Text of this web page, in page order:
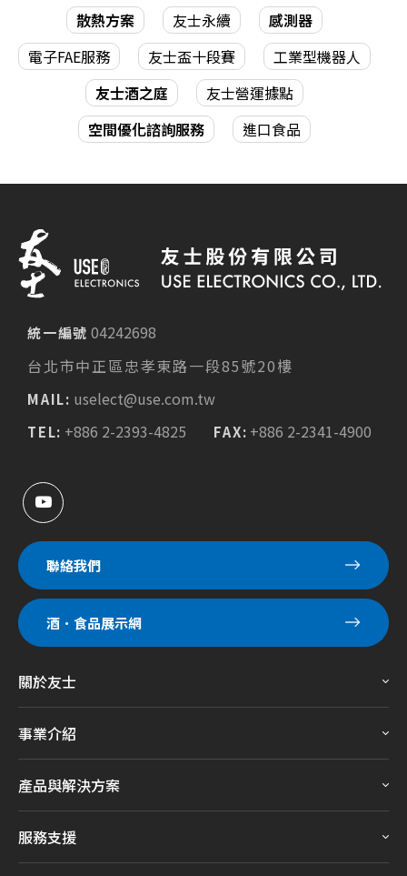
散熱方案
友士永續
感測器
電子FAE服務
友士盃十段賽
工業型機器人
友士酒之庭
友士營運據點
空間優化諮詢服務
進口食品
統一編號 04242698
台北市中正區忠孝東路一段85號20樓
MAIL: uselect@use.com.tw
TEL: +886 2-2393-4825 FAX: +886 2-2341-4900
聯絡我們
酒．食品展示網
關於友士
事業介紹
產品與解決方案
服務支援